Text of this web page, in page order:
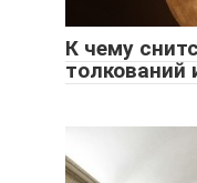
К чему
толкований